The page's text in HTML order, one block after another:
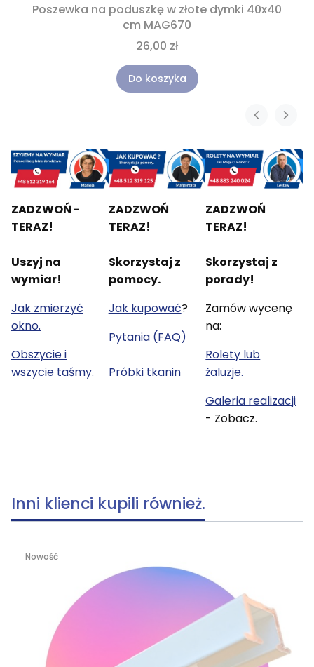
Poszewka na poduszkę w złote dymki 40x40
cm MAG670
26,00 zł
Do koszyka
ZADZWOŃ -
TERAZ!
Uszyj na
wymiar!
Jak zmierzyć
okno.
Obszycie i
wszycie taśmy.
ZADZWOŃ
TERAZ!
Skorzystaj z
pomocy.
Jak kupować?
Pytania (FAQ)
Próbki tkanin
ZADZWOŃ
TERAZ!
Skorzystaj z
porady!
Zamów wycenę
na:
Rolety lub
żaluzje.
Galeria realizacji
- Zobacz.
Inni klienci kupili również.
Nowość